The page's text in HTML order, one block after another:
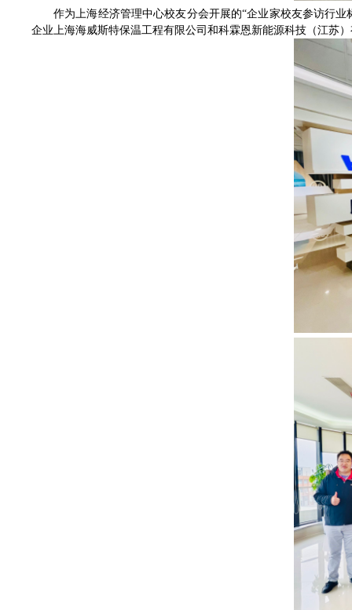
作为上海经济管理中心校友分会开展的“企业家校友参访行
企业上海海威斯特保温工程有限公司和科霖恩新能源科技（江苏